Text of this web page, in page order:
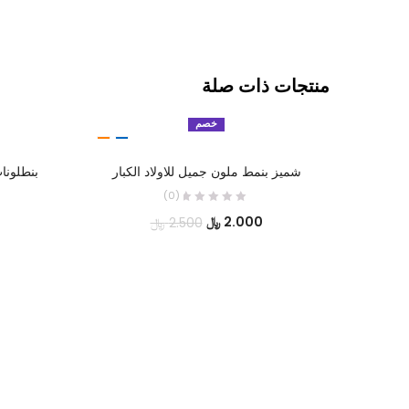
منتجات ذات صلة
خصم
شميز بنمط ملون جميل للاولاد الكبار
(0)
2.000 ﷼السعر
2.500 ﷼السعر